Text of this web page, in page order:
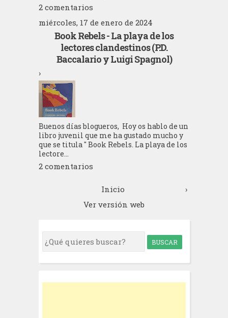
2 comentarios
miércoles, 17 de enero de 2024
Book Rebels - La playa de los
lectores clandestinos (P.D.
Baccalario y Luigi Spagnol)
›
Buenos días blogueros, Hoy os hablo de un
libro juvenil que me ha gustado mucho y
que se titula " Book Rebels. La playa de los
lectore...
2 comentarios
›
Inicio
Ver versión web
S
e
r